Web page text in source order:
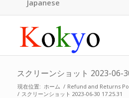
Japanese
スクリーンショット 2023-06-
現在位置: ホーム / Refund and Returns
/ スクリーンショット 2023-06-30 17.25.31